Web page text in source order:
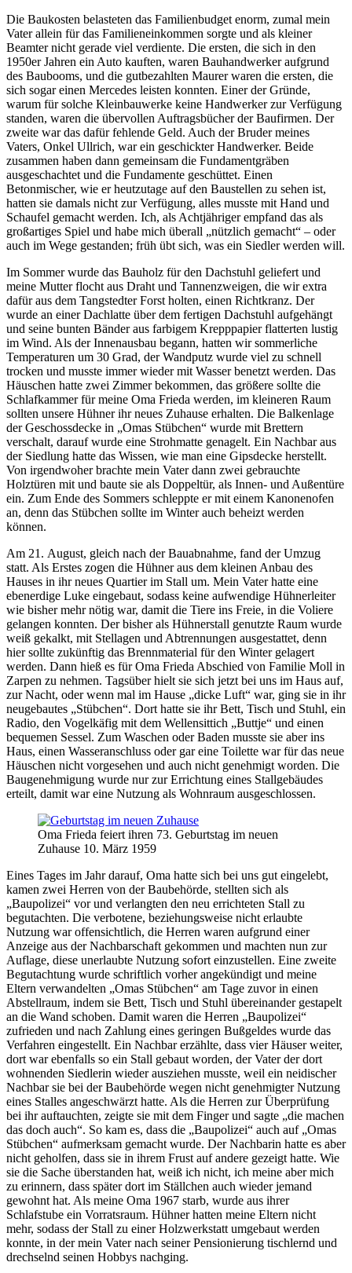
Die Baukosten belasteten das Familienbudget enorm, zumal mein
Vater allein für das Familieneinkommen sorgte und als kleiner
Beamter nicht gerade viel verdiente. Die ersten, die sich in den
1950er Jahren ein Auto kauften, waren Bauhandwerker aufgrund
des Baubooms, und die gutbezahlten Maurer waren die ersten, die
sich sogar einen Mercedes leisten konnten. Einer der Gründe,
warum für solche Kleinbauwerke keine Handwerker zur Verfügung
standen, waren die übervollen Auftragsbücher der Baufirmen. Der
zweite war das dafür fehlende Geld. Auch der Bruder meines
Vaters, Onkel Ullrich, war ein geschickter Handwerker. Beide
zusammen haben dann gemeinsam die Fundamentgräben
ausgeschachtet und die Fundamente geschüttet. Einen
Betonmischer, wie er heutzutage auf den Baustellen zu sehen ist,
hatten sie damals nicht zur Verfügung, alles musste mit Hand und
Schaufel gemacht werden. Ich, als Achtjähriger empfand das als
großartiges Spiel und habe mich überall
nützlich gemacht
– oder
auch im Wege gestanden; früh übt sich, was ein Siedler werden will.
Im Sommer wurde das Bauholz für den Dachstuhl geliefert und
meine Mutter flocht aus Draht und Tannenzweigen, die wir extra
dafür aus dem Tangstedter Forst holten, einen Richtkranz. Der
wurde an einer Dachlatte über dem fertigen Dachstuhl aufgehängt
und seine bunten Bänder aus farbigem Krepppapier flatterten lustig
im Wind. Als der Innenausbau begann, hatten wir sommerliche
Temperaturen um 30 Grad, der Wandputz wurde viel zu schnell
trocken und musste immer wieder mit Wasser benetzt werden. Das
Häuschen hatte zwei Zimmer bekommen, das größere sollte die
Schlafkammer für meine Oma Frieda werden, im kleineren Raum
sollten unsere Hühner ihr neues Zuhause erhalten. Die Balkenlage
der Geschossdecke in
Omas Stübchen
wurde mit Brettern
verschalt, darauf wurde eine Strohmatte genagelt. Ein Nachbar aus
der Siedlung hatte das Wissen, wie man eine Gipsdecke herstellt.
Von irgendwoher brachte mein Vater dann zwei gebrauchte
Holztüren mit und baute sie als Doppeltür, als Innen- und Außentüre
ein. Zum Ende des Sommers schleppte er mit einem Kanonenofen
an, denn das Stübchen sollte im Winter auch beheizt werden
können.
Am 21. August, gleich nach der Bauabnahme, fand der Umzug
statt. Als Erstes zogen die Hühner aus dem kleinen Anbau des
Hauses in ihr neues Quartier im Stall um. Mein Vater hatte eine
ebenerdige Luke eingebaut, sodass keine aufwendige Hühnerleiter
wie bisher mehr nötig war, damit die Tiere ins Freie, in die Voliere
gelangen konnten. Der bisher als Hühnerstall genutzte Raum wurde
weiß gekalkt, mit Stellagen und Abtrennungen ausgestattet, denn
hier sollte zukünftig das Brennmaterial für den Winter gelagert
werden. Dann hieß es für Oma Frieda Abschied von Familie Moll in
Zarpen zu nehmen. Tagsüber hielt sie sich jetzt bei uns im Haus auf,
zur Nacht, oder wenn mal im Hause
dicke Luft
war, ging sie in ihr
neugebautes
Stübchen . Dort hatte sie ihr Bett, Tisch und Stuhl, ein
Radio, den Vogelkäfig mit dem Wellensittich
Buttje
und einen
bequemen Sessel. Zum Waschen oder Baden musste sie aber ins
Haus, einen Wasseranschluss oder gar eine Toilette war für das neue
Häuschen nicht vorgesehen und auch nicht genehmigt worden. Die
Baugenehmigung wurde nur zur Errichtung eines Stallgebäudes
erteilt, damit war eine Nutzung als Wohnraum ausgeschlossen.
Oma Frieda feiert ihren 73. Geburtstag im neuen
Zuhause 10. März 1959
Eines Tages im Jahr darauf, Oma hatte sich bei uns gut eingelebt,
kamen zwei Herren von der Baubehörde, stellten sich als
Baupolizei
vor und verlangten den neu errichteten Stall zu
begutachten. Die verbotene, beziehungsweise nicht erlaubte
Nutzung war offensichtlich, die Herren waren aufgrund einer
Anzeige aus der Nachbarschaft gekommen und machten nun zur
Auflage, diese unerlaubte Nutzung sofort einzustellen. Eine zweite
Begutachtung wurde schriftlich vorher angekündigt und meine
Eltern verwandelten
Omas Stübchen
am Tage zuvor in einen
Abstellraum, indem sie Bett, Tisch und Stuhl übereinander gestapelt
an die Wand schoben. Damit waren die Herren
Baupolizei
zufrieden und nach Zahlung eines geringen Bußgeldes wurde das
Verfahren eingestellt. Ein Nachbar erzählte, dass vier Häuser weiter,
dort war ebenfalls so ein Stall gebaut worden, der Vater der dort
wohnenden Siedlerin wieder ausziehen musste, weil ein neidischer
Nachbar sie bei der Baubehörde wegen nicht genehmigter Nutzung
eines Stalles angeschwärzt hatte. Als die Herren zur Überprüfung
bei ihr auftauchten, zeigte sie mit dem Finger und sagte
die machen
das doch auch . So kam es, dass die Baupolizei auch auf Omas
Stübchen
aufmerksam gemacht wurde. Der Nachbarin hatte es aber
nicht geholfen, dass sie in ihrem Frust auf andere gezeigt hatte. Wie
sie die Sache überstanden hat, weiß ich nicht, ich meine aber mich
zu erinnern, dass später dort im Ställchen auch wieder jemand
gewohnt hat. Als meine Oma 1967 starb, wurde aus ihrer
Schlafstube ein Vorratsraum. Hühner hatten meine Eltern nicht
mehr, sodass der Stall zu einer Holzwerkstatt umgebaut werden
konnte, in der mein Vater nach seiner Pensionierung tischlernd und
drechselnd seinen Hobbys nachging.